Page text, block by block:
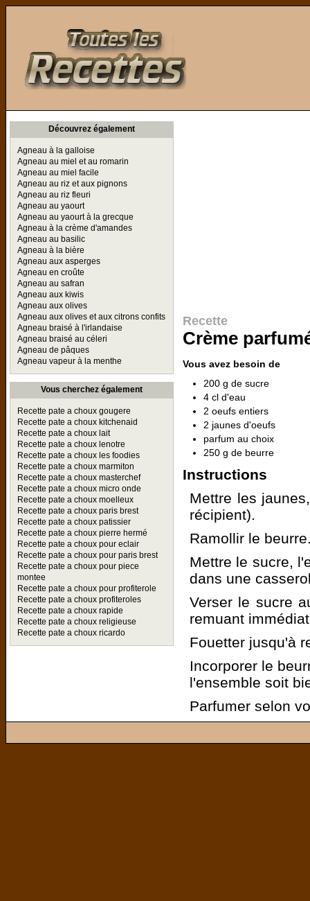
Découvrez également
Agneau à la galloise
Agneau au miel et au romarin
Agneau au miel facile
Agneau au riz et aux pignons
Agneau au riz fleuri
Agneau au yaourt
Agneau au yaourt à la grecque
Agneau à la crème d'amandes
Agneau au basilic
Agneau à la bière
Agneau aux asperges
Agneau en croûte
Agneau au safran
Agneau aux kiwis
Agneau aux olives
Agneau aux olives et aux citrons confits
Agneau braisé à l'irlandaise
Agneau braisé au céleri
Agneau de pâques
Agneau vapeur à la menthe
Vous cherchez également
Recette pate a choux gougere
Recette pate a choux kitchenaid
Recette pate a choux lait
Recette pate a choux lenotre
Recette pate a choux les foodies
Recette pate a choux marmiton
Recette pate a choux masterchef
Recette pate a choux micro onde
Recette pate a choux moelleux
Recette pate a choux paris brest
Recette pate a choux patissier
Recette pate a choux pierre hermé
Recette pate a choux pour eclair
Recette pate a choux pour paris brest
Recette pate a choux pour piece
montee
Recette pate a choux pour profiterole
Recette pate a choux profiteroles
Recette pate a choux rapide
Recette pate a choux religieuse
Recette pate a choux ricardo
Recette
Crème
Vous avez besoin de
200 g de sucre
4 cl d'eau
2 oeufs entiers
2 jaunes d'oeufs
parfum au choix
250 g de beurre
Instructions
Mettre les
récipient).
Ramollir le
Mettre le sucre,
dans une
Verser le sucre
remuant
Fouetter jusqu'à
Incorporer le
l'ensemble soit
Parfumer selon